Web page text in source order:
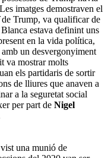
imatges demostraven el
de Trump, va qualificar de
estava definint uns
en la vida política,
un desvergonyiment
va mostrar molts
els partidaris de sortir
de lliures que anaven a
a la seguretat social
per part de Nigel
una munió de